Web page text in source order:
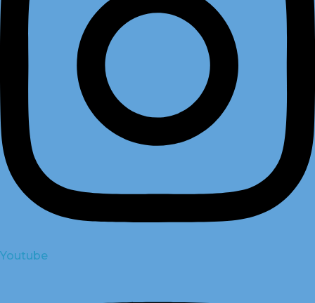
Youtube